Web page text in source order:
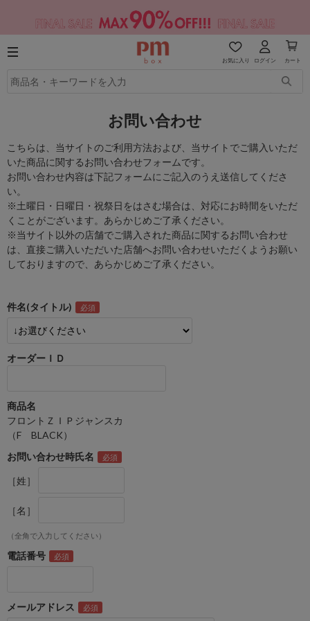
お気に入り ログイン カート
お問い合わせ
こちらは、当サイトのご利用方法および、当サイトでご購入いただ
いた商品に関するお問い合わせフォームです。
お問い合わせ内容は下記フォームにご記入のうえ送信してくださ
い。
※土曜日・日曜日・祝祭日をはさむ場合は、対応にお時間をいただ
くことがございます。あらかじめご了承ください。
※当サイト以外の店舗でご購入された商品に関するお問い合わせ
は、直接ご購入いただいた店舗へお問い合わせいただくようお願い
しておりますので、あらかじめご了承ください。
件名(タイトル)
オーダーＩＤ
商品名
フロントＺＩＰジャンスカ
（F BLACK）
お問い合わせ時氏名
［姓］
［名］
（全角で入力してください）
電話番号
メールアドレス